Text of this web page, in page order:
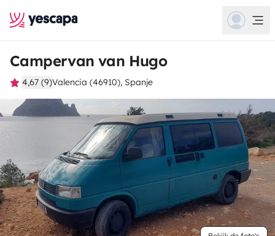
Campervan van Hugo
4,67 (9)Valencia (46910), Spanje